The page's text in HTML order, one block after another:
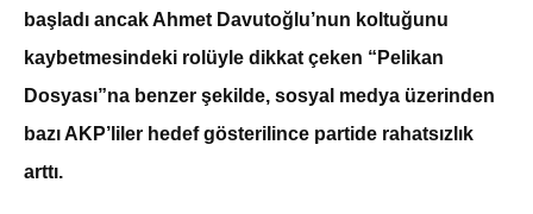
başladı ancak Ahmet Davutoğlu’nun koltuğunu
kaybetmesindeki rolüyle dikkat çeken “Pelikan
Dosyası”na benzer şekilde, sosyal medya üzerinden
bazı AKP’liler hedef gösterilince partide rahatsızlık
arttı.